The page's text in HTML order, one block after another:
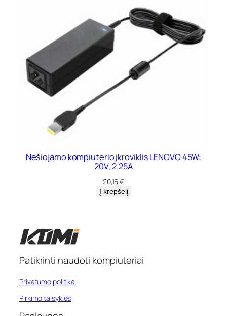
Nešiojamo kompiuterio įkroviklis LENOVO 45W:
20V, 2.25A
20,15€
Į krepšelį
Patikrinti naudoti kompiuteriai
Privatumo politika
Pirkimo taisyklės